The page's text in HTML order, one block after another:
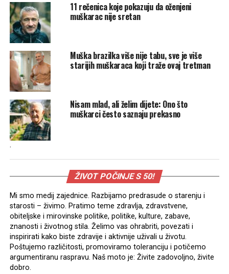
11 rečenica koje pokazuju da oženjeni
muškarac nije sretan
Muška brazilka više nije tabu, sve je više
starijih muškaraca koji traže ovaj tretman
Nisam mlad, ali želim dijete: Ono što
muškarci često saznaju prekasno
.
ŽIVOT POČINJE S 50!
Mi smo medij zajednice. Razbijamo predrasude o starenju i
starosti – živimo. Pratimo teme zdravlja, zdravstvene,
obiteljske i mirovinske politike, politike, kulture, zabave,
znanosti i životnog stila. Želimo vas ohrabriti, povezati i
inspirirati kako biste zdravije i aktivnije uživali u životu.
Poštujemo različitosti, promoviramo toleranciju i potičemo
argumentiranu raspravu. Naš moto je: Živite zadovoljno, živite
dobro.